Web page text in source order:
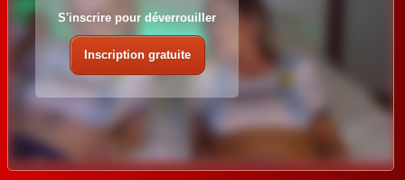
S'inscrire pour déverrouiller
Inscription gratuite